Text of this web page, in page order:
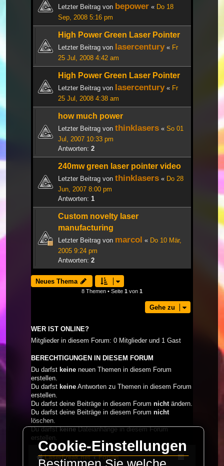
Letzter Beitrag von bepower « Do 18
Sep, 2008 5:16 pm
High Power Green Laser Pointer
Letzter Beitrag von lasercentury« Fr
25 Jul, 2008 4:42 am
High Power Green Laser Pointer
Letzter Beitrag von lasercentury« Fr
25 Jul, 2008 4:38 am
how much power
Letzter Beitrag von thinklasers « So 01
Jul, 2007 10:33 pm
Antworten: 2
240mw green laser pointer video
Letzter Beitrag von thinklasers « Do 28
Jun, 2007 8:00 pm
Antworten: 1
Custom novelty laser
manufacturing
Letzter Beitrag von marcol « Do 10 Mär,
2005 9:24 pm
Antworten: 2
Neues Thema
8 Themen • Seite 1 von 1
Gehe zu
WER IST ONLINE?
Mitglieder in diesem Forum: 0 Mitglieder und 1 Gast
BERECHTIGUNGEN IN DIESEM FORUM
Du darfst keine neuen Themen in diesem Forum
erstellen.
Du darfst keine Antworten zu Themen in diesem Forum
erstellen.
Du darfst deine Beiträge in diesem Forum nicht ändern.
Du darfst deine Beiträge in diesem Forum nicht
löschen.
Du darfstkeineDateianhänge in diesem Forum
erstellen.
LaserFreak.net Forum
Cookie-Einstellungen